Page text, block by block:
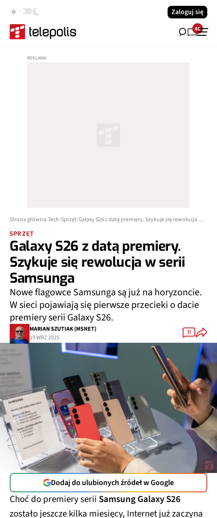
Zaloguj się
40
Strona główna Tech Sprzęt Galaxy S26 z datą premiery. Szykuje się rewolucja w serii Samsunga
SPRZĘT
Galaxy S26 z datą premiery.
Szykuje się rewolucja w serii
Samsunga
Nowe flagowce Samsunga są już na horyzoncie.
W sieci pojawiają się pierwsze przecieki o dacie
premiery serii Galaxy S26.
MARIAN SZUTIAK (MSNET)
19 WRZ 2025
11
Dodaj do ulubionych źródeł w Google
Choć do premiery serii Samsung Galaxy S26
zostało jeszcze kilka miesięcy, Internet już zaczyna